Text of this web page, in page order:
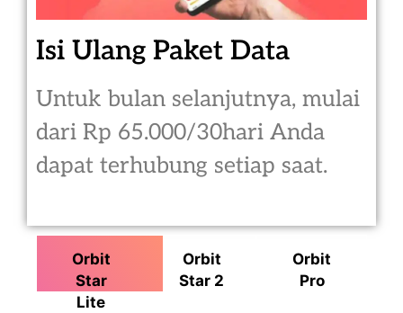
Isi Ulang Paket Data
Untuk bulan selanjutnya, mulai
dari Rp 65.000/30hari Anda
dapat terhubung setiap saat.
Orbit
Star
Lite
Orbit
Star 2
Orbit
Pro